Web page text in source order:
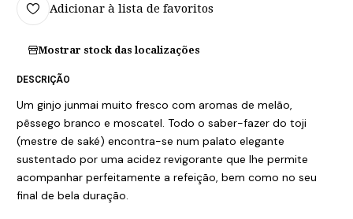
Adicionar à lista de favoritos
Mostrar stock das localizações
DESCRIÇÃO
Um ginjo junmai muito fresco com aromas de melão,
pêssego branco e moscatel. Todo o saber-fazer do toji
(mestre de saké) encontra-se num palato elegante
sustentado por uma acidez revigorante que lhe permite
acompanhar perfeitamente a refeição, bem como no seu
final de bela duração.